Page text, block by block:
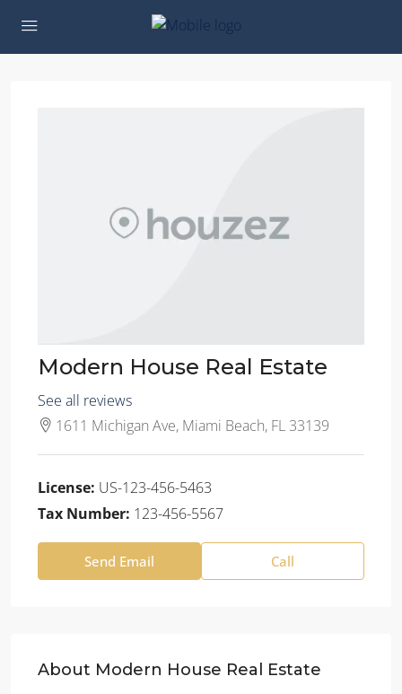
Modern House Real Estate
See all reviews
1611 Michigan Ave, Miami Beach, FL 33139
License: US-123-456-5463
Tax Number: 123-456-5567
Send Email Call
About Modern House Real Estate